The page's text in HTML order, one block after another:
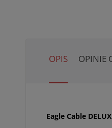
OPIS OPINIE
Eagle Cable